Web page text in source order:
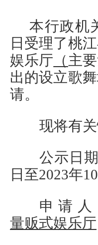
本行政机
日受理了桃
娱乐厅 （ 主
出的设立歌舞
请。
现将有
公示日
日至2023年10
申 请 人
量贩式娱乐厅